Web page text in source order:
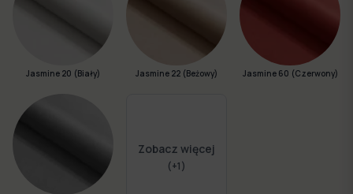
Jasmine 20 (Biały) Jasmine 22 (Beżowy) Jasmine 60 (Czerwony)
Zobacz więcej
(+1)